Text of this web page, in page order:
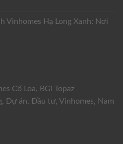
Vinhomes Hạ Long Xanh: Nơi
Cổ Loa, BGI Topaz
, Dự án, Đầu tư, Vinhomes, Nam